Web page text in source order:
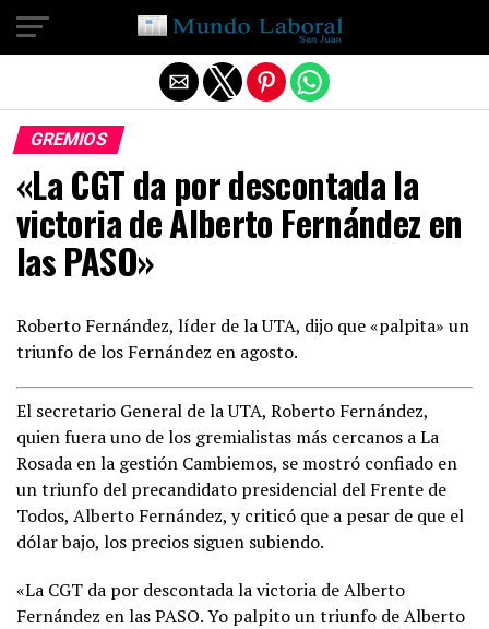
GREMIOS
«La CGT da por descontada la
victoria de Alberto Fernández en
las PASO»
Roberto Fernández, líder de la UTA, dijo que «palpita» un
triunfo de los Fernández en agosto.
El secretario General de la UTA, Roberto Fernández,
quien fuera uno de los gremialistas más cercanos a La
Rosada en la gestión Cambiemos, se mostró confiado en
un triunfo del precandidato presidencial del Frente de
Todos, Alberto Fernández, y criticó que a pesar de que el
dólar bajo, los precios siguen subiendo.
«La CGT da por descontada la victoria de Alberto
Fernández en las PASO. Yo palpito un triunfo de Alberto
Salir de la versión móvil